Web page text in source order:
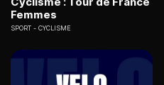
Femmes
SPORT CYCLISME